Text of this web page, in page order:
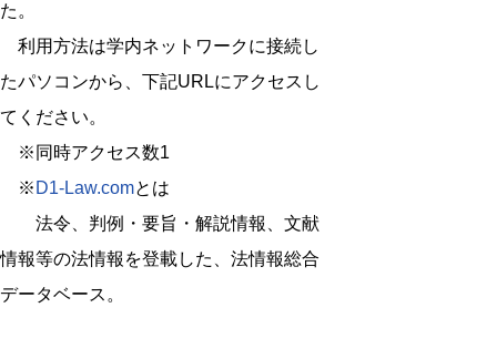
た。
利用方法は学内ネットワークに接続し
たパソコンから、下記URLにアクセスし
てください。
※同時アクセス数1
※ D1-Law.comとは
法令、判例・要旨・解説情報、文献
情報等の法情報を登載した、法情報総合
データベース。